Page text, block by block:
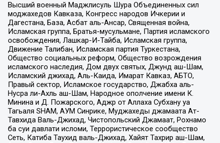
Высший военный Маджлисуль Шура Объединенных сил
моджахедов Кавказа, Конгресс народов Ичкерии и
Дагестана, База, Асбат аль-Ансар, Священная война,
Исламская группа, Братья-мусульмане, Партия исламского
освобождения, Лашкар-И-Тайба, Исламская группа,
Движение Талибан, Исламская партия Туркестана,
Общество социальных реформ, Общество возрождения
исламского наследия, Дом двух святых, Джунд аш-Шам,
Исламский джихад, Аль-Каида, Имарат Кавказ, АБТО,
Правый сектор, Исламское государство, Джабха аль-
Нусра ли-Ахль аш-Шам, Народное ополчение имени К.
Минина и Д. Пожарского, Аджр от Аллаха Субхану уа
Тагьаля SHAM, АУМ Синрике, Муджахеды джамаата Ат-
Тавхида Валь-Джихад, Чистопольский Джамаат, Рохнамо
ба суи давлати исломи, Террористическое сообщество
Сеть, Катиба Таухид валь-Джихад, Хайят Тахрир аш-Шам,